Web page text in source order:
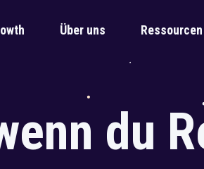
Über uns Ressourcen
du